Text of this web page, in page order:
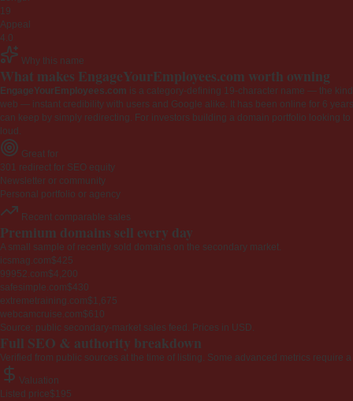
19
Appeal
4.0
Why this name
What makes EngageYourEmployees.com worth owning
EngageYourEmployees.com is a category-defining 19-character name — the
web — instant credibility with users and Google alike. It has been online for 6
can keep by simply redirecting. For investors building a domain portfolio looking
loud.
Great for
301 redirect for SEO equity
Newsletter or community
Personal portfolio or agency
Recent comparable sales
Premium domains sell every day
A small sample of recently sold domains on the secondary market.
icsmag.com$425
99952.com$4,200
safesimple.com$430
extremetraining.com$1,675
webcamcruise.com$610
Source: public secondary-market sales feed. Prices in USD.
Full SEO & authority breakdown
Verified from public sources at the time of listing. Some advanced metrics require
Valuation
Listed price$195